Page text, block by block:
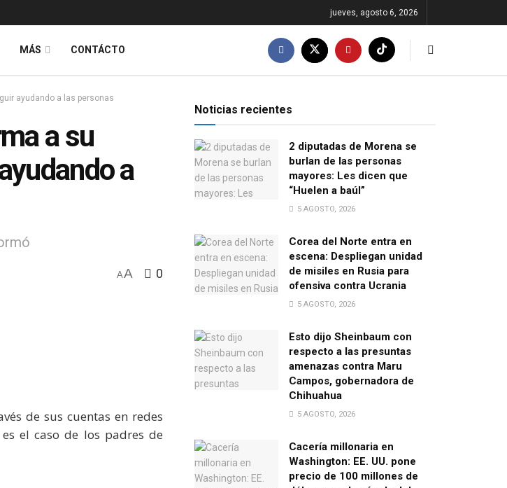
jueves, agosto 6, 2026
MÁS CONTÁCTO
ayudando a las personas
a su
a
AA 0
de sus cuentas en redes
el caso de los padres de
Noticias recientes
2 diputadas de Morena se
burlan de las personas
mayores: Les dicen que
“Huelen a baúl”
5 AGOSTO, 2026
Corea del Norte entra en
escena: Despliegan unidad
de misiles en Rusia para
ofensiva contra Ucrania
5 AGOSTO, 2026
Esto dijo Sheinbaum con
respecto a las presuntas
amenazas contra Maru
Campos, gobernadora de
Chihuahua
5 AGOSTO, 2026
Cacería millonaria en
Washington: EE. UU. pone
precio de 100 millones de